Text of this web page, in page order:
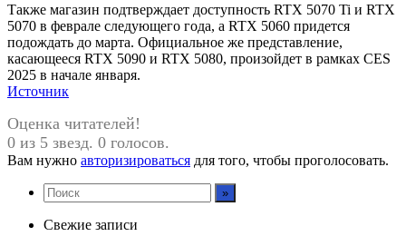
Также магазин подтверждает доступность RTX 5070 Ti и RTX
5070 в феврале следующего года, а RTX 5060 придется
подождать до марта. Официальное же представление,
касающееся RTX 5090 и RTX 5080, произойдет в рамках CES
2025 в начале января.
Источник
Оценка читателей!
0 из 5 звезд. 0 голосов.
Вам нужно авторизироваться для того, чтобы проголосовать.
Свежие записи